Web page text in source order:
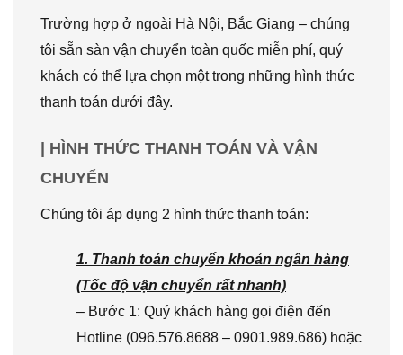
Trường hợp ở ngoài Hà Nội, Bắc Giang – chúng
tôi sẵn sàn vận chuyển toàn quốc miễn phí, quý
khách có thể lựa chọn một trong những hình thức
thanh toán dưới đây.
| HÌNH THỨC THANH TOÁN VÀ VẬN
CHUYỂN
Chúng tôi áp dụng 2 hình thức thanh toán:
1. Thanh toán chuyển khoản ngân hàng
(Tốc độ vận chuyển rất nhanh)
– Bước 1: Quý khách hàng gọi điện đến
Hotline (096.576.8688 – 0901.989.686) hoặc